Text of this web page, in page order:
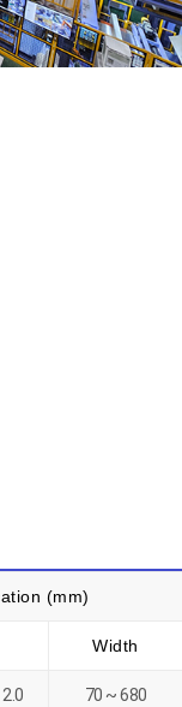
(mm)
Width
70 ~ 680